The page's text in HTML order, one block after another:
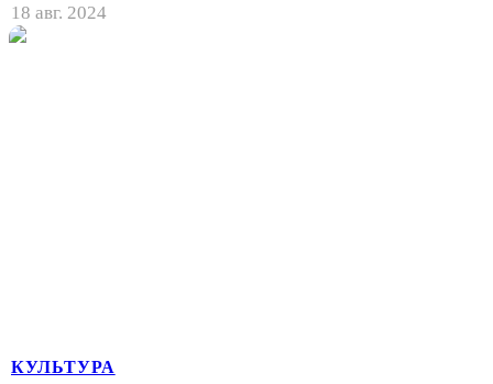
18 авг. 2024
КУЛЬТУРА